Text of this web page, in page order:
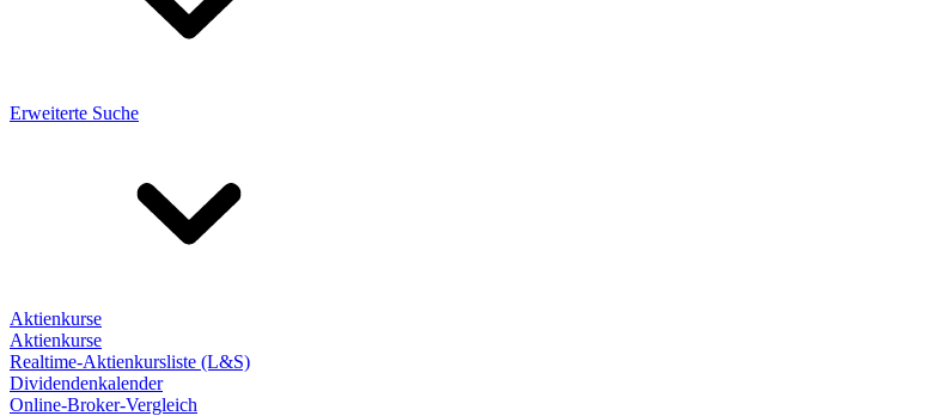
Erweiterte Suche
Aktienkurse
Aktienkurse
Realtime-Aktienkursliste (L&S)
Dividendenkalender
Online-Broker-Vergleich